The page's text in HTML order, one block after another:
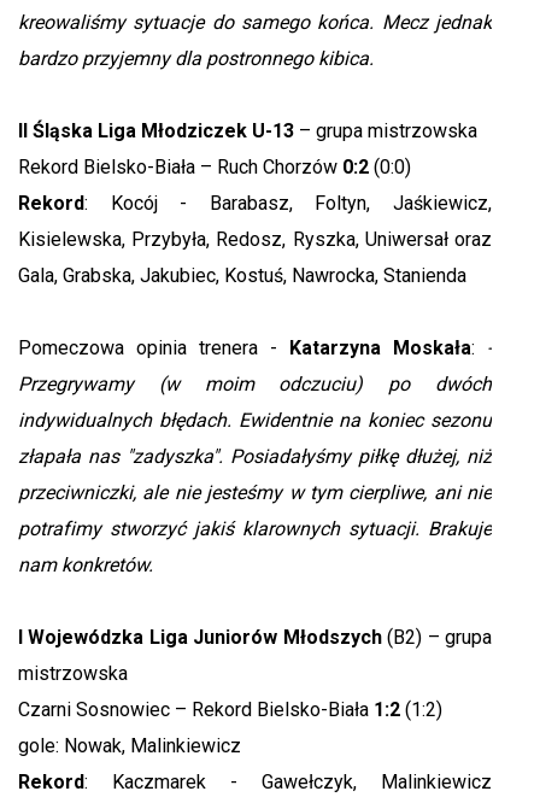
kreowaliśmy sytuacje do samego końca. Mecz jednak
bardzo przyjemny dla postronnego kibica.
II Śląska Liga Młodziczek U-13 – grupa mistrzowska
Rekord Bielsko-Biała – Ruch Chorzów 0:2 (0:0)
Rekord: Kocój - Barabasz, Foltyn, Jaśkiewicz,
Kisielewska, Przybyła, Redosz, Ryszka, Uniwersał oraz
Gala, Grabska, Jakubiec, Kostuś, Nawrocka, Stanienda
Pomeczowa opinia trenera - Katarzyna Moskała: -
Przegrywamy (w moim odczuciu) po dwóch
indywidualnych błędach. Ewidentnie na koniec sezonu
złapała nas "zadyszka". Posiadałyśmy piłkę dłużej, niż
przeciwniczki, ale nie jesteśmy w tym cierpliwe, ani nie
potrafimy stworzyć jakiś klarownych sytuacji. Brakuje
nam konkretów.
I Wojewódzka Liga Juniorów Młodszych(B2) – grupa
mistrzowska
Czarni Sosnowiec – Rekord Bielsko-Biała 1:2 (1:2)
gole: Nowak, Malinkiewicz
Rekord: Kaczmarek - Gawełczyk, Malinkiewicz